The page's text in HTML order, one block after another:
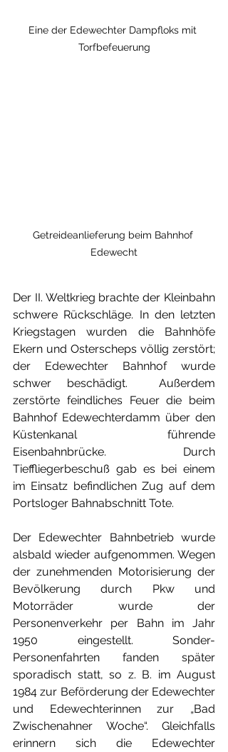
Eine der Edewechter Dampfloks mit
Torfbefeuerung
Getreideanlieferung beim Bahnhof
Edewecht
Der II. Weltkrieg brachte der Kleinbahn
schwere Rückschläge. In den letzten
Kriegstagen wurden die Bahnhöfe
Ekern und Osterscheps völlig zerstört;
der Edewechter Bahnhof wurde
schwer beschädigt.  Außerdem
zerstörte feindliches Feuer die beim
Bahnhof Edewechterdamm über den
Küstenkanal führende
Eisenbahnbrücke. Durch
Tieffliegerbeschuß gab es bei einem
im Einsatz befindlichen Zug auf dem
Portsloger Bahnabschnitt Tote.
Der Edewechter Bahnbetrieb wurde
alsbald wieder aufgenommen. Wegen
der zunehmenden Motorisierung der
Bevölkerung durch Pkw und
Motorräder wurde der
Personenverkehr per Bahn im Jahr
1950 eingestellt. Sonder-
Personenfahrten fanden später
sporadisch statt, so z. B. im August
1984 zur Beförderung der Edewechter
und Edewechterinnen zur „Bad
Zwischenahner Woche“. Gleichfalls
erinnern sich die Edewechter